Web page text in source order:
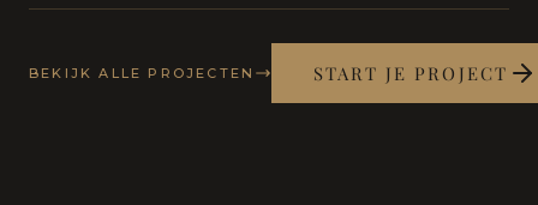
BEKIJK ALLE PROJECTEN START JE PROJECT